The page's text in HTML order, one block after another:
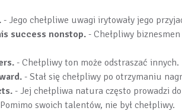
- Jego chełpliwe uwagi irytowały jego
success nonstop. - Chełpliwy
- Chełpliwy ton może odstraszać innych.
- Stał się chełpliwy po otrzymaniu
- Jej chełpliwa natura często prowadzi
swoich talentów, nie był chełpliwy.